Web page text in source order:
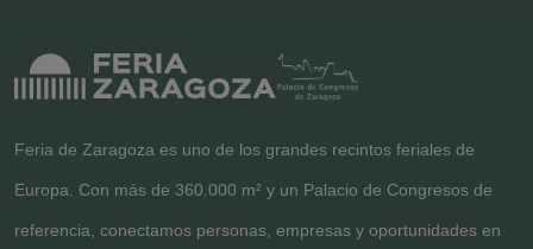
Feria de Zaragoza es uno de los grandes recintos feriales de
Europa. Con más de 360.000 m² y un Palacio de Congresos de
referencia, conectamos personas, empresas y oportunidades en